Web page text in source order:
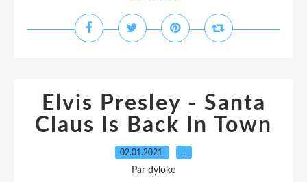
Elvis Presley - Santa
Claus Is Back In Town
02.01.2021 …
Par dyloke